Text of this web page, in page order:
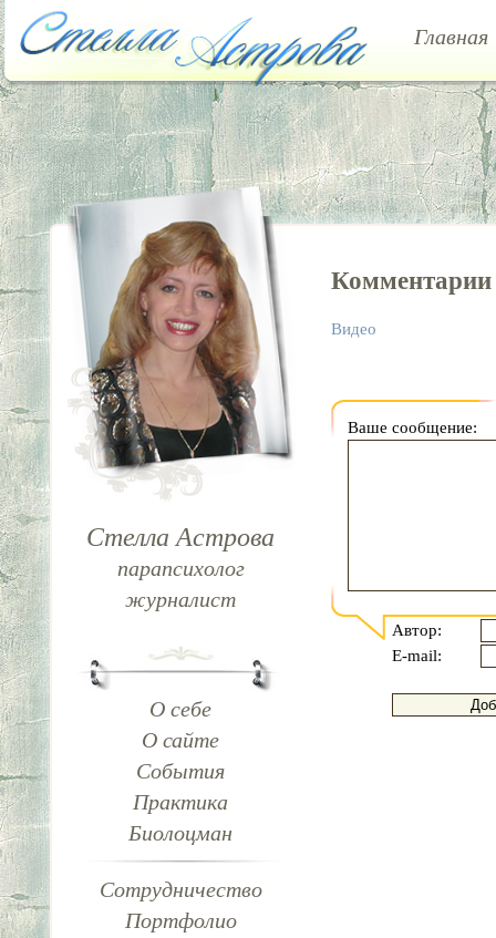
Главная
Стелла Астрова
парапсихолог
журналист
О себе
О сайте
События
Практика
Биолоцман
Сотрудничество
Портфолио
Комментарии
Видео
Ваше сообщение:
Автор:
E-mail: